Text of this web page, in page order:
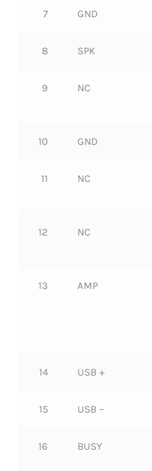
7 GND
8 SPK
9 NC
10 GND
11 NC
12 NC
13 AMP
14 USB +
15 USB –
16 BUSY